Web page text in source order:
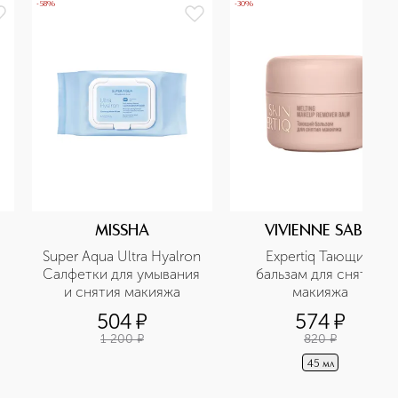
-58%
MISSHA
Super Aqua Ultra Hyalron
Салфетки для умывания
и снятия макияжа
504¤
1 200 ¤
-30%
VIVIENNE SABO
Expertiq Тающий
бальзам для снятия
макияжа
574¤
820 ¤
45 мл